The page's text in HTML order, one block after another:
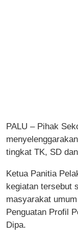
PALU – Pihak
tingkat TK, SD
Ketua Panitia
kegiatan tersebut
masyarakat
Penguatan Profil
Dipa.